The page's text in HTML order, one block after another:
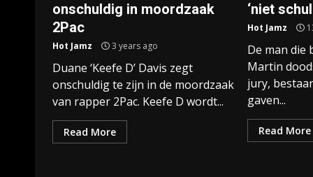
onschuldig in moordzaak
2Pac
Hot Jamz 3 years ago
Duane ‘Keefe D’ Davis zegt
onschuldig te zijn in de moordzaak
van rapper 2Pac. Keefe D wordt...
Read More
‘niet
Hot Jamz
De man die
Martin
jury,
gaven...
Read More